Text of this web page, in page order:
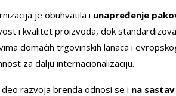
je obuhvatila i unapređenje
i kvalitet proizvoda, dok
domaćih trgovinskih lanaca i
za dalju internacionalizaciju.
deo razvoja brenda odnosi se i na